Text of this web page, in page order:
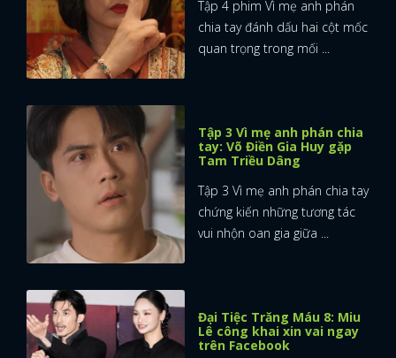
Tập 4 phim Vì mẹ anh phán
chia tay đánh dấu hai cột mốc
quan trọng trong mối ...
Tập 3 Vì mẹ anh phán chia
tay: Võ Điền Gia Huy gặp
Tam Triều Dâng
Tập 3 Vì mẹ anh phán chia tay
chứng kiến những tương tác
vui nhộn oan gia giữa ...
Đại Tiệc Trăng Máu 8: Miu
Lê công khai xin vai ngay
trên Facebook